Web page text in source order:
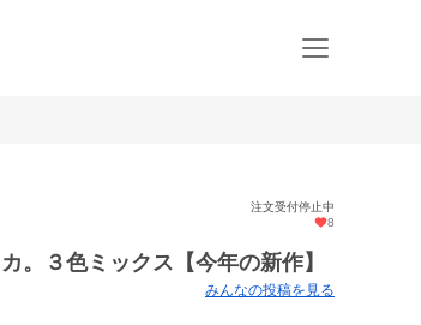
注文受付停止中
8
。３色ミックス【今年の新作】
みんなの投稿を見る